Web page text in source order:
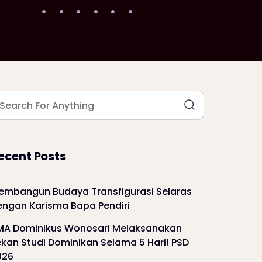
Posts
Budaya Transfigurasi Selaras
Karisma Bapa Pendiri
Dominikus Wonosari Melaksanakan
Studi Dominikan Selama 5 Hari! PSD